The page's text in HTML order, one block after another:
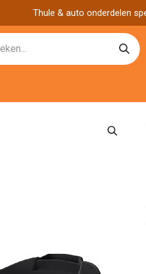
Thule & auto onderdelen